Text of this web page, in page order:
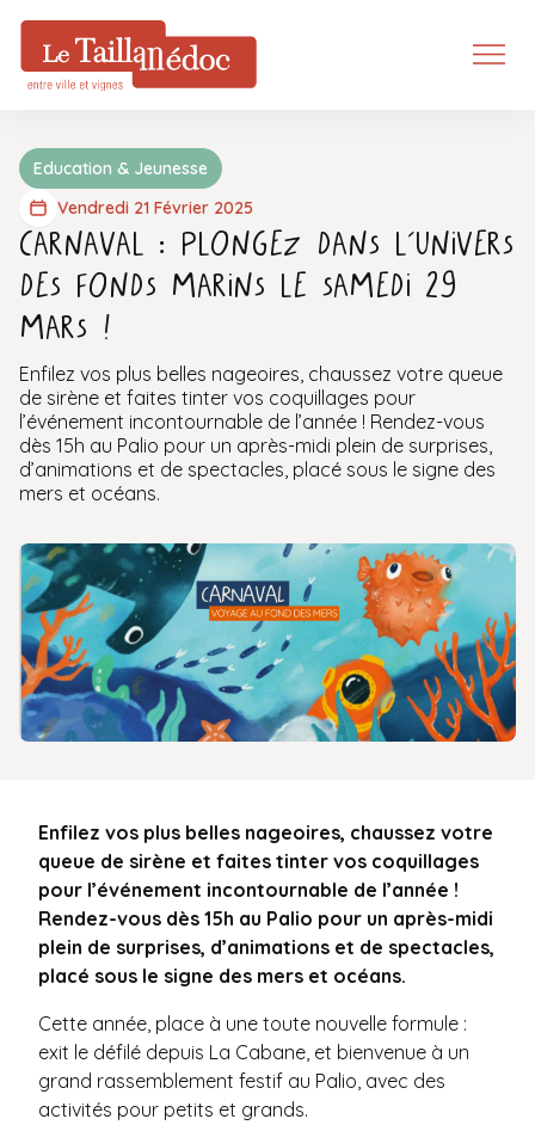
Education & Jeunesse
Vendredi 21 Février 2025
Carnaval : Plongez dans l’univers
des fonds marins le samedi 29
mars !
Enfilez vos plus belles nageoires, chaussez votre queue
de sirène et faites tinter vos coquillages pour
l’événement incontournable de l’année ! Rendez-vous
dès 15h au Palio pour un après-midi plein de surprises,
d’animations et de spectacles, placé sous le signe des
mers et océans.
Enfilez vos plus belles nageoires, chaussez votre
queue de sirène et faites tinter vos coquillages
pour l’événement incontournable de l’année !
Rendez-vous dès 15h au Palio pour un après-midi
plein de surprises, d’animations et de spectacles,
placé sous le signe des mers et océans.
Cette année, place à une toute nouvelle formule :
exit le défilé depuis La Cabane, et bienvenue à un
grand rassemblement festif au Palio, avec des
activités pour petits et grands.